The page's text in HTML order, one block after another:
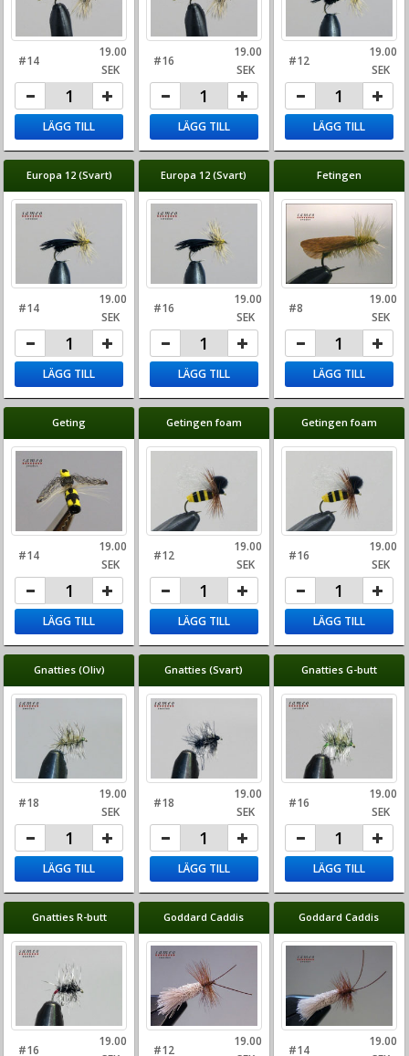
#14
19.00
SEK
LÄGG TILL
#16
19.00
SEK
LÄGG TILL
#12
19.00
SEK
LÄGG TILL
Europa 12 (Svart)
#14
19.00
SEK
LÄGG TILL
Europa 12 (Svart)
#16
19.00
SEK
LÄGG TILL
Fetingen
#8
19.00
SEK
LÄGG TILL
Geting
#14
19.00
SEK
LÄGG TILL
Getingen foam
#12
19.00
SEK
LÄGG TILL
Getingen foam
#16
19.00
SEK
LÄGG TILL
Gnatties (Oliv)
#18
19.00
SEK
LÄGG TILL
Gnatties (Svart)
#18
19.00
SEK
LÄGG TILL
Gnatties G-butt
#16
19.00
SEK
LÄGG TILL
Gnatties R-butt
#16
19.00
Goddard Caddis
#12
19.00
Goddard Caddis
#14
19.00